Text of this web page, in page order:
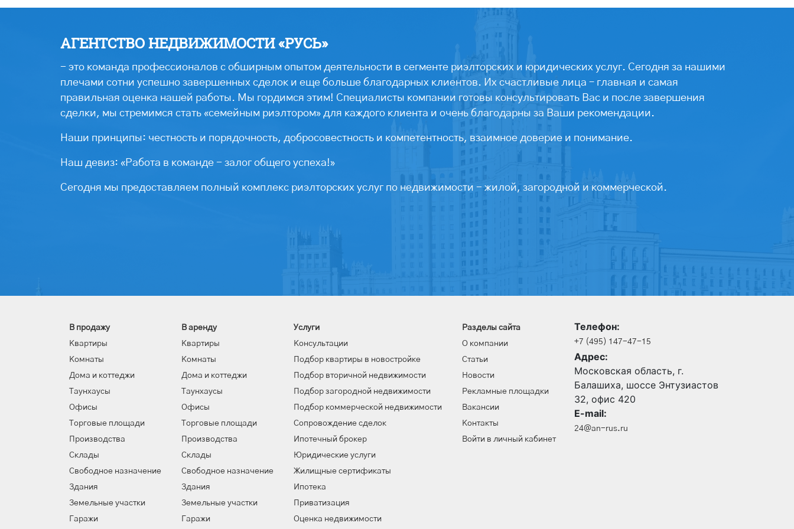
АГЕНТСТВО НЕДВИЖИМОСТИ «РУСЬ»
- это команда профессионалов с обширным опытом деятельности в сегменте риэлторских и юридических услуг. Сегодня за нашими
плечами сотни успешно завершенных сделок и еще больше благодарных клиентов. Их счастливые лица – главная и самая
правильная оценка нашей работы. Мы гордимся этим! Специалисты компании готовы консультировать Вас и после завершения
сделки, мы стремимся стать «семейным риэлтором» для каждого клиента и очень благодарны за Ваши рекомендации.
Наши принципы: честность и порядочность, добросовестность и компетентность, взаимное доверие и понимание.
Наш девиз: «Работа в команде - залог общего успеха!»
Сегодня мы предоставляем полный комплекс риэлторских услуг по недвижимости - жилой, загородной и коммерческой.
В продажу
Квартиры
Комнаты
Дома и коттеджи
Таунхаусы
Офисы
Торговые площади
Производства
Склады
Свободное назначение
Здания
Земельные участки
Гаражи
В аренду
Квартиры
Комнаты
Дома и коттеджи
Таунхаусы
Офисы
Торговые площади
Производства
Склады
Свободное назначение
Здания
Земельные участки
Гаражи
Услуги
Консультации
Подбор квартиры в новостройке
Подбор вторичной недвижимости
Подбор загородной недвижимости
Подбор коммерческой недвижимости
Сопровождение сделок
Ипотечный брокер
Юридические услуги
Жилищные сертификаты
Ипотека
Приватизация
Оценка недвижимости
Разделы сайта
О компании
Статьи
Новости
Рекламные площадки
Вакансии
Контакты
Войти в личный кабинет
Телефон:
+7 (495) 147-47-15
Адрес:
Московская область, г.
Балашиха, шоссе Энтузиастов
32, офис 420
E-mail:
24@an-rus.ru